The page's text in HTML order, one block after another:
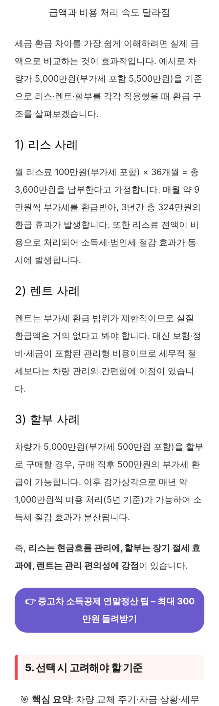
급액과 비용 처리 속도 달라짐
세금 환급 차이를 가장 쉽게 이해하려면 실제 금
액으로 비교하는 것이 효과적입니다. 예시로 차
량가 5,000만원(부가세 포함 5,500만원)을 기준
으로 리스·렌트·할부를 각각 적용했을 때 환급 구
조를 살펴보겠습니다.
1) 리스 사례
월 리스료 100만원(부가세 포함) × 36개월 = 총
3,600만원을 납부한다고 가정합니다. 매월 약 9
만원씩 부가세를 환급받아, 3년간 총 324만원의
환급 효과가 발생합니다. 또한 리스료 전액이 비
용으로 처리되어 소득세·법인세 절감 효과가 동
시에 발생합니다.
2) 렌트 사례
렌트는 부가세 환급 범위가 제한적이므로 실질
환급액은 거의 없다고 봐야 합니다. 대신 보험·정
비·세금이 포함된 관리형 비용이므로 세무적 절
세보다는 차량 관리의 간편함에 이점이 있습니
다.
3) 할부 사례
차량가 5,000만원(부가세 500만원 포함)을 할부
로 구매할 경우, 구매 직후 500만원의 부가세 환
급이 가능합니다. 이후 감가상각으로 매년 약
1,000만원씩 비용 처리(5년 기준)가 가능하여 소
득세 절감 효과가 분산됩니다.
즉, 리스는 현금흐름 관리에, 할부는 장기 절세 효
과에, 렌트는 관리 편의성에 강점 이 있습니다.
👉 중고차 소득공제 연말정산 팁 – 최대 300
만원 돌려받기
5. 선택 시 고려해야 할 기준
🎯 핵심 요약: 차량 교체 주기·자금 상황·세무